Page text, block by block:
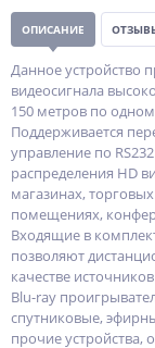
ОПИСАНИЕ
Данное устройство
видеосигнала
150 метров по
Поддерживается
управление по
распределения HD
магазинах,
помещениях,
Входящие в
позволяют
качестве
Blu-ray
спутниковые,
прочие